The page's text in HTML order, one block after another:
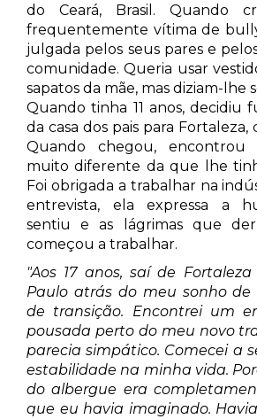
do Ceará, Brasil. Quando
frequentemente vítima de
julgada pelos seus pares e
comunidade. Queria usar
sapatos da mãe, mas diziam-lhe
Quando tinha 11 anos, decidiu
da casa dos pais para Fortaleza,
Quando chegou, encontrou
muito diferente da que lhe
Foi obrigada a trabalhar na
entrevista, ela expressa a
sentiu e as lágrimas que
começou a trabalhar.
"Aos 17 anos, saí de
Paulo atrás do meu sonho de
de transição. Encontrei um
pousada perto do meu novo
parecia simpático. Comecei a
estabilidade na minha vida.
do albergue era
que eu havia imaginado.